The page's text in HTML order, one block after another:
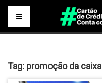
Tag: promoção da caixa